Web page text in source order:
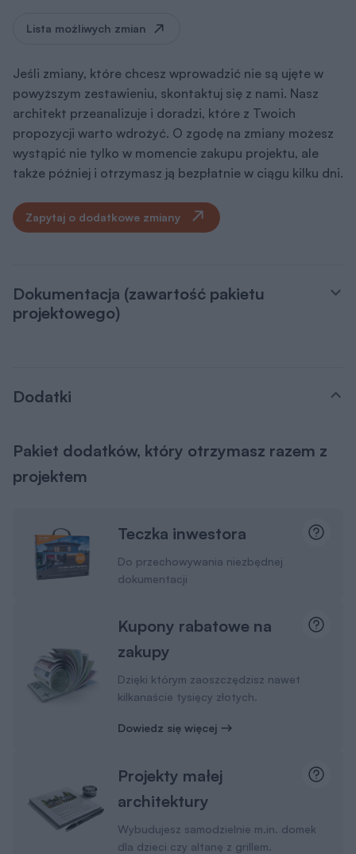
Lista możliwych zmian
Jeśli zmiany, które chcesz wprowadzić nie są ujęte w
powyższym zestawieniu, skontaktuj się z nami. Nasz
architekt przeanalizuje i doradzi, które z Twoich
propozycji warto wdrożyć. O zgodę na zmiany możesz
wystąpić nie tylko w momencie zakupu projektu, ale
także później i otrzymasz ją bezpłatnie w ciągu kilku dni.
Zapytaj o dodatkowe zmiany
Dokumentacja (zawartość pakietu
projektowego)
Dodatki
Pakiet dodatków, który otrzymasz razem z
projektem
Teczka inwestora
Do przechowywania niezbędnej
dokumentacji
Kupony rabatowe na
zakupy
Dzięki którym zaoszczędzisz nawet
kilkanaście tysięcy złotych.
Dowiedz się więcej
Projekty małej
architektury
Wybudujesz samodzielnie m.in. domek
dla dzieci czy altanę z grillem.